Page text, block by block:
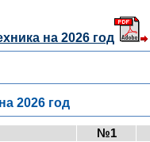
на 2026 год
2026 год
№1